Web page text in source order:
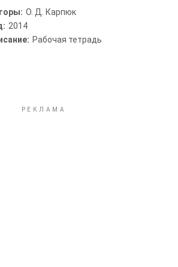
О. Д. Карпюк
2014
Рабочая тетрадь